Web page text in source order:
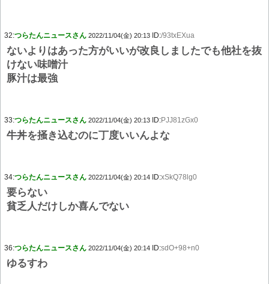
32:つらたんニュースさん 2022/11/04(金) 20:13 ID:/93txEXua
ないよりはあった方がいいが改良しましたでも他社を抜
けない味噌汁
豚汁は最強
33:つらたんニュースさん 2022/11/04(金) 20:13 ID:PJJ81zGx0
牛丼を掻き込むのに丁度いいんよな
34:つらたんニュースさん 2022/11/04(金) 20:14 ID:xSkQ78lg0
要らない
貧乏人だけしか喜んでない
36:つらたんニュースさん 2022/11/04(金) 20:14 ID:sdO+98+n0
ゆるすわ